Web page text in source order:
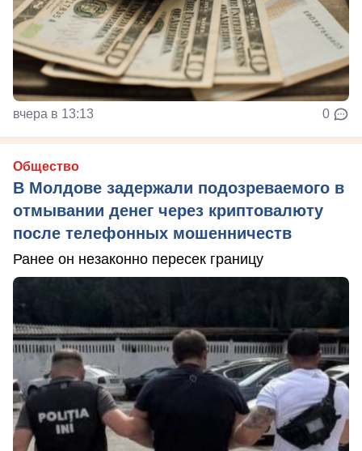
вчера в 13:13 0
Общество
В Молдове задержали подозреваемого в
отмывании денег через криптовалюту
после телефонных мошенничеств
Ранее он незаконно пересек границу